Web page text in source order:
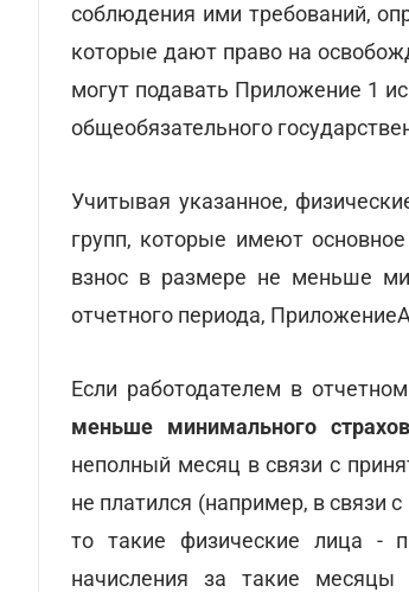
соблюдения ими требований,
которые дают право на
могут подавать Приложение 1
общеобязательного
Учитывая указанное,
групп, которые имеют
взнос в размере не меньше
отчетного периода,
Если работодателем в
меньше минимального
неполный месяц в связи с
не платился (например, в связи
то такие физические лица -
начисления за такие